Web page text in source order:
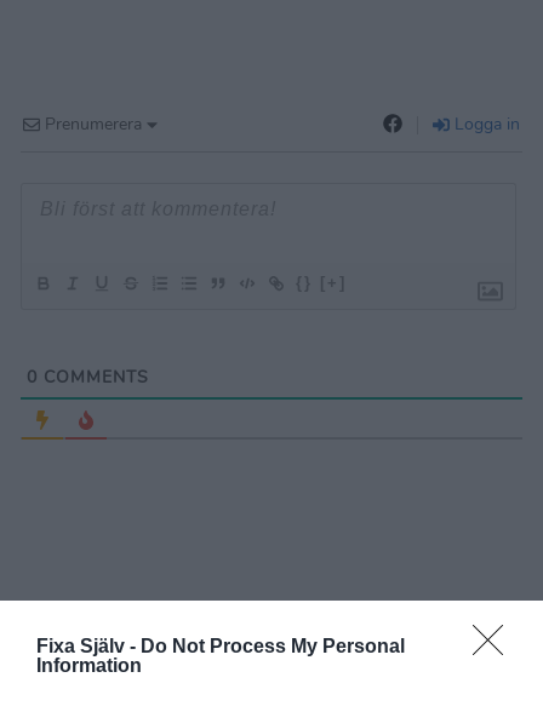
Fixa Själv - Do Not Process My Personal
Information
Prenumerera Logga in
{} [+]
0 COMMENTS